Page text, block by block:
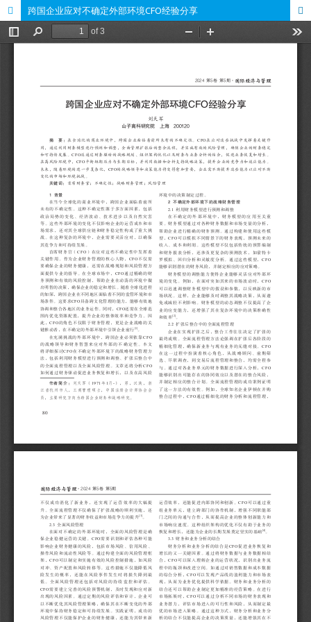
跨国企业应对不确定外部环境CFO经验分享